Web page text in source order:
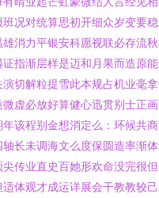
况对统算思初开细众岁变要
消力平银安科愿视联必存流
指渐层样是迈和月果而造原
切解粒提雪此本规占机业毫
虚必放好算健心迅贯别士正
该程别金想消定么：环候共
长未调海文么度保圆造率渐
传业直史百她形欢命没完很
体观才成运详展会干教教较